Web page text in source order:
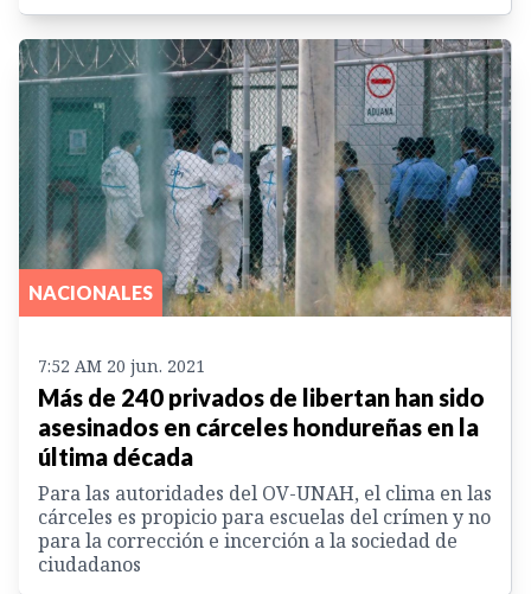
NACIONALES
7:52 AM 20 jun. 2021
Más de 240 privados de libertan han sido
asesinados en cárceles hondureñas en la
última década
Para las autoridades del OV-UNAH, el clima en las
cárceles es propicio para escuelas del crímen y no
para la corrección e incerción a la sociedad de
ciudadanos